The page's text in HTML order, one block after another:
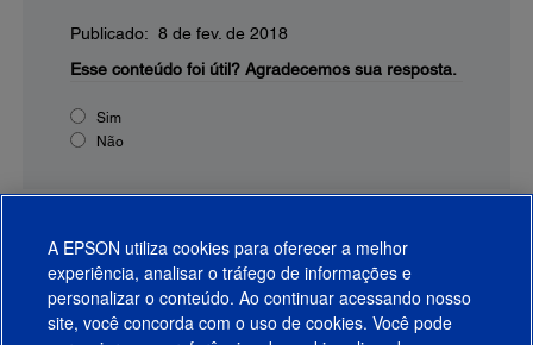
Publicado: 8 de fev. de 2018
Esse conteúdo foi útil? Agradecemos sua resposta.
Sim
Não
A EPSON utiliza cookies para oferecer a melhor
experiência, analisar o tráfego de informações e
personalizar o conteúdo. Ao continuar acessando nosso
site, você concorda com o uso de cookies. Você pode